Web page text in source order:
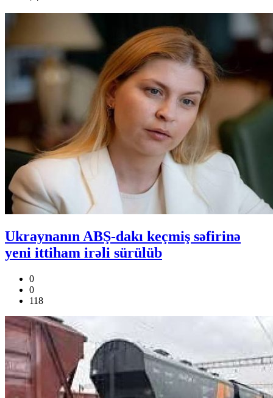
Ukraynanın ABŞ-dakı keçmiş səfirinə
yeni ittiham irəli sürülüb
0
0
118